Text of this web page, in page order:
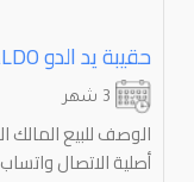
حقيبة يد الدو ⁦⁦ALDO⁩⁩
أصلية الاتصال واتساب Call what...